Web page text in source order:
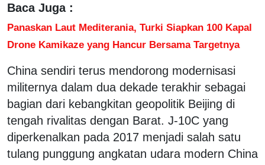
Baca Juga :
Panaskan Laut Mediterania, Turki Siapkan 100 Kapal
Drone Kamikaze yang Hancur Bersama Targetnya
China sendiri terus mendorong modernisasi
militernya dalam dua dekade terakhir sebagai
bagian dari kebangkitan geopolitik Beijing di
tengah rivalitas dengan Barat. J-10C yang
diperkenalkan pada 2017 menjadi salah satu
tulang punggung angkatan udara modern China